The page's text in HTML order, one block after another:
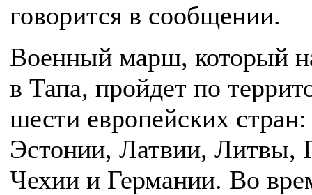
говорится в сообщении.
Военный марш, который
в Тапа, пройдет по
шести европейских стран:
Эстонии, Латвии, Литвы,
Чехии и Германии. Во